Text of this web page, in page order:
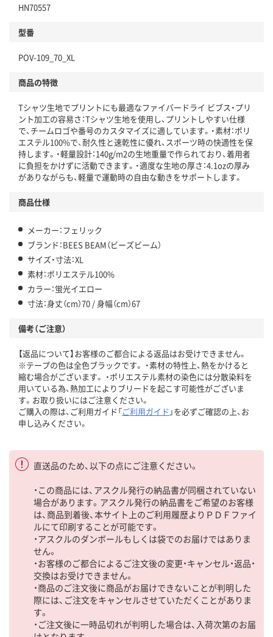
HN70557
型番
POV-109_70_XL
商品の特徴
Tシャツ生地でプリントにも最適なファイバードライ ビブス・プリ
ント加工の容易さ：Tシャツ生地を使用し、プリントしやすい仕様
で、チームロゴや番号のカスタマイズに適しています。・素材：ポリ
エステル100%で、耐久性と速乾性に優れ、スポーツ時の快適性を保
持します。・軽量設計：140g/m2の生地重量で作られており、着用者
に負担をかけずに活動できます。・適度な生地の厚さ：4.1ozの厚み
がありながらも、軽量で運動時の自由な動きをサポートします。
商品仕様
メーカー：フェリック
ブランド：BEES BEAM（ビーズビーム）
サイズ・寸法：XL
素材：ポリエステル100%
カラー：蛍光イエロー
寸法：身丈（cm）70 / 身幅（cm）67
備考（ご注意）
【返品について】お客様のご都合による返品はお受けできません。
※テープの色は全色ブラックです。 ・素材の特性上、熱をかけると
縮む場合がございます。 ・ポリエステル素材の染色には分散染料を
用いている為、熱加工によりブリードを起こす可能性がございま
す。お取り扱いにはご注意ください。
ご購入の際は、ご利用ガイド「ご利用ガイド 」を必ずご確認の上、お
申し込みください。
直送品のため、以下の点にご注意ください。
・この商品には、アスクル発行の納品書が同梱されていない
場合があります。アスクル発行の納品書をご希望のお客様
は、商品到着後、本サイト上のご利用履歴よりＰＤＦファイ
ルにて印刷することが可能です。
・アスクルのダンボールもしくは袋でのお届けではありま
せん。
・お客様のご都合によるご注文後の変更・キャンセル・返品・
交換はお受けできません。
・商品のご注文後に商品がお届けできないことが判明した
際には、ご注文をキャンセルさせていただくことがありま
す。
・ご注文後に一時品切れが判明した場合は、入荷次第のお届